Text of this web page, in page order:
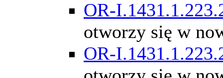
OR-
otworzy się w
OR-